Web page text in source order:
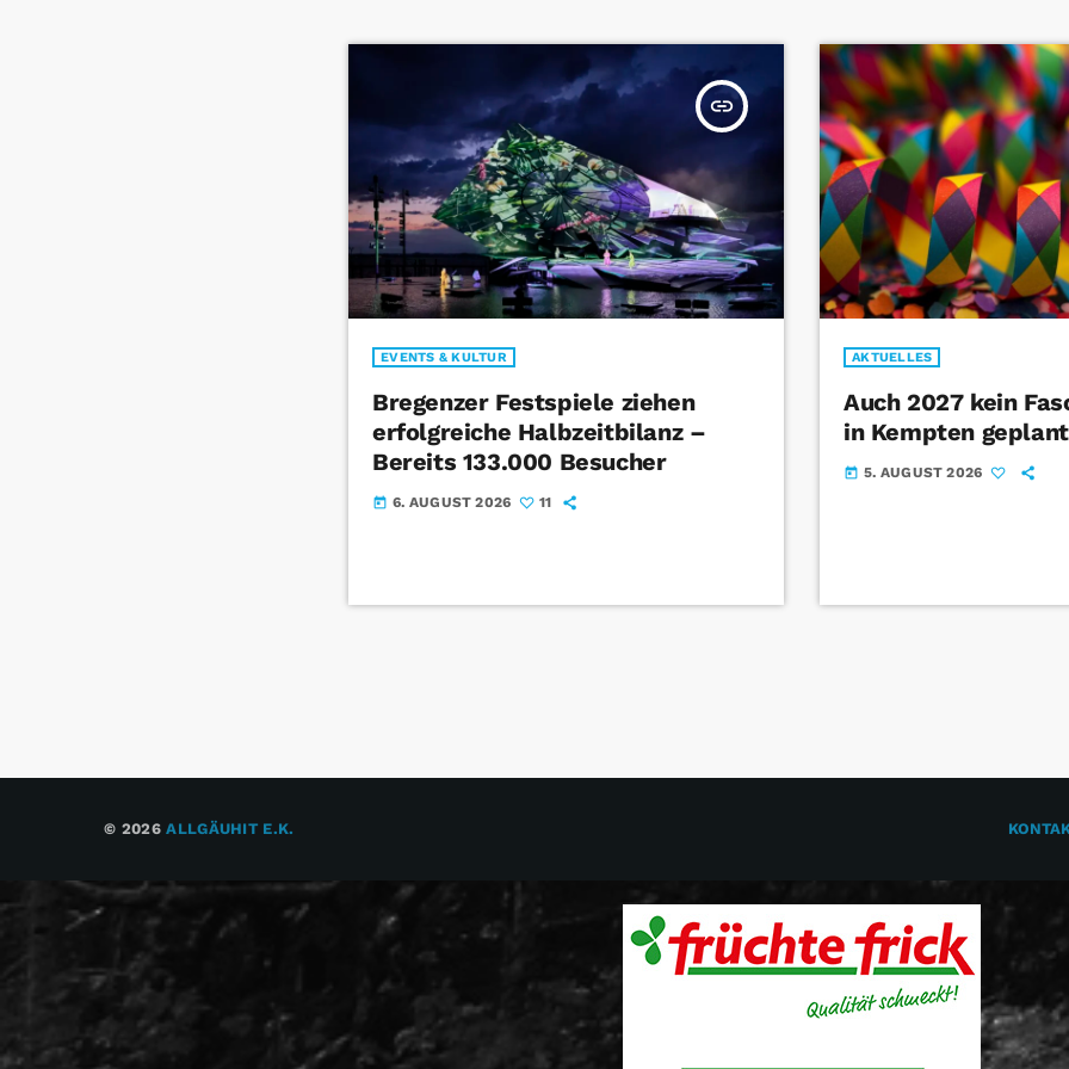
insert_link
EVENTS & KULTUR
Bregenzer Festspiele ziehen
erfolgreiche Halbzeitbilanz –
Bereits 133.000 Besucher
today 6. AUGUST 2026 11
AKTUELLES
Auch 2027 kein
in Kempten geplant
today 5. AUGUST 2026
© 2026ALLGÄUHIT E.K.